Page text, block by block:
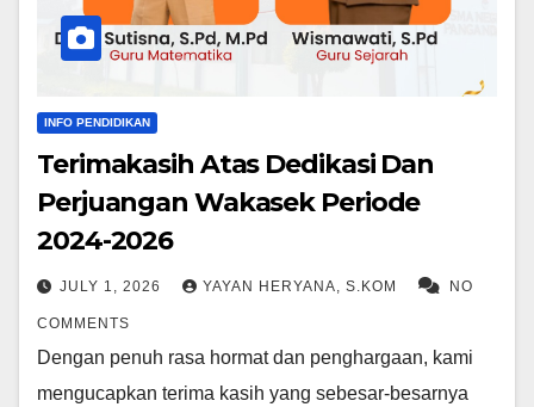
INFO PENDIDIKAN
Terimakasih Atas Dedikasi Dan
Perjuangan Wakasek Periode
2024-2026
JULY 1, 2026 YAYAN HERYANA, S.KOM NO
COMMENTS
Dengan penuh rasa hormat dan penghargaan, kami
mengucapkan terima kasih yang sebesar-besarnya